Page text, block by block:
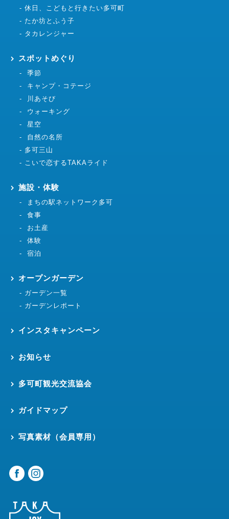
休日、こどもと行きたい多可町
たか坊とふう子
タカレンジャー
スポットめぐり
季節
キャンプ・コテージ
川あそび
ウォーキング
星空
自然の名所
多可三山
こいで恋するTAKAライド
施設・体験
まちの駅ネットワーク多可
食事
お土産
体験
宿泊
オープンガーデン
ガーデン一覧
ガーデンレポート
インスタキャンペーン
お知らせ
多可町観光交流協会
ガイドマップ
写真素材（会員専用）